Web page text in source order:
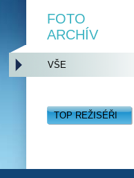
FOTO
ARCHÍV
VŠE
TOP REŽISÉŘI